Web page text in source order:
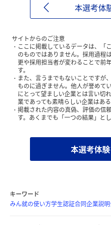
本選考体
サイトからのご注意
ここに掲載しているデータは、「
のものではありません。採用過程
更や採用担当者が変わることで前
す。
また、言うまでもないことですが
ものに過ぎません。他人が誉めて
にとって望ましい企業とは言い切
業であっても素晴らしい企業はある
掲載された内容の真偽、評価の信
す。あくまでも「一つの結果」と
本選考体
キーワード
みん就の使い方学生認証合同企業説